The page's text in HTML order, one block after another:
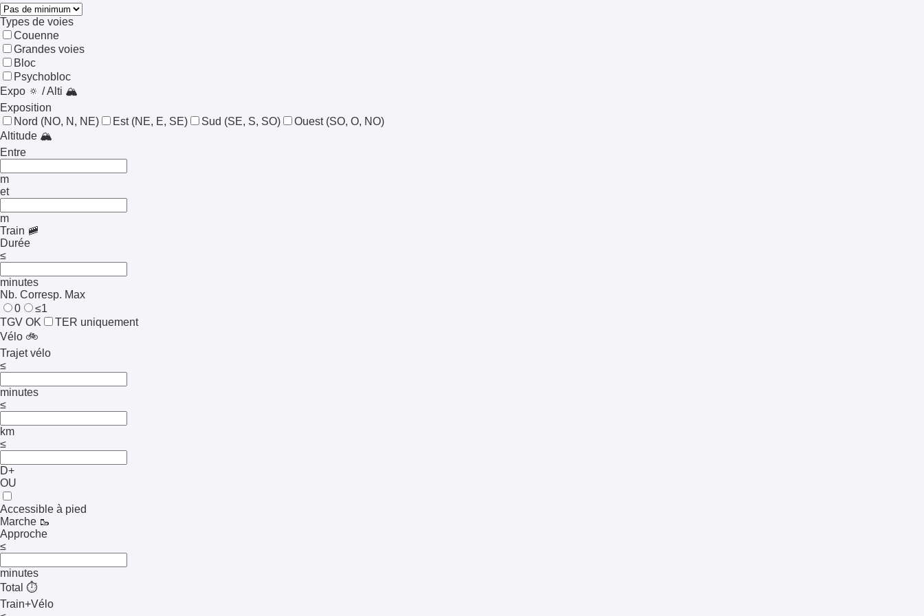
Types de voies
Couenne
Grandes voies
Bloc
Psychobloc
Expo 🔅 / Alti 🏔️
Exposition
Nord (NO, N, NE) Est (NE, E, SE) Sud (SE, S, SO) Ouest (SO, O, NO)
Altitude 🏔️
Entre
m
et
m
Train 🚞
Durée
≤
minutes
Nb. Corresp. Max
0
≤1
TGV OK
TER uniquement
Vélo 🚲
Trajet vélo
≤
minutes
≤
km
≤
D+
OU
Accessible à pied
Marche 🥾
Approche
≤
minutes
Total ⏱️
Train+Vélo